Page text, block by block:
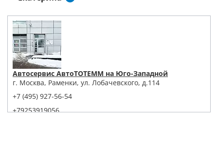
Автосервис АвтоТОТЕММ на Юго-Западной
г. Москва, Раменки, ул. Лобачевского, д.114
+7 (495) 927-56-54
+79253919056